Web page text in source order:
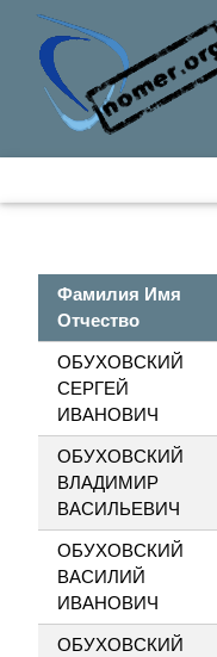
Фамилия Имя
Отчество
ОБУХОВСКИЙ
СЕРГЕЙ
ИВАНОВИЧ
ОБУХОВСКИЙ
ВЛАДИМИР
ВАСИЛЬЕВИЧ
ОБУХОВСКИЙ
ВАСИЛИЙ
ИВАНОВИЧ
ОБУХОВСКИЙ